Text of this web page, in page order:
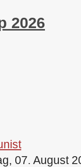
2026
07. August